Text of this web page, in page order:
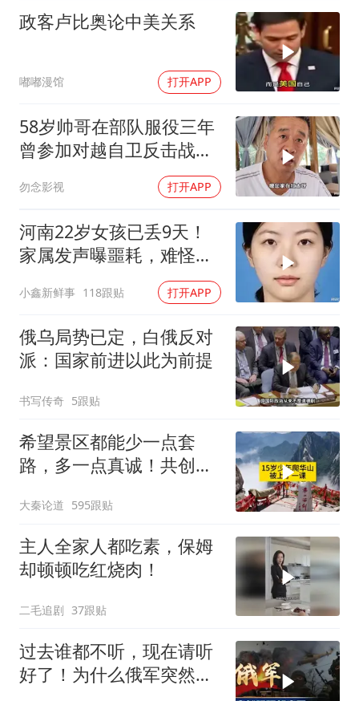
政客卢比奥论中美关系
嘟嘟漫馆 打开APP
58岁帅哥在部队服役三年
曾参加对越自卫反击战讲
勿念影视 打开APP
河南22岁女孩已丢9天！
家属发声曝噩耗，难怪搜
小鑫新鲜事 118跟贴 打开APP
俄乌局势已定，白俄反对
派：国家前进以此为前提
书写传奇 5跟贴
希望景区都能少一点套
路，多一点真诚！共创良
大秦论道 595跟贴
主人全家人都吃素，保姆
却顿顿吃红烧肉！
二毛追剧 37跟贴
过去谁都不听，现在请听
好了！为什么俄军突然强